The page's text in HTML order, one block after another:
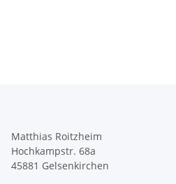
Matthias Roitzheim
Hochkampstr. 68a
45881 Gelsenkirchen